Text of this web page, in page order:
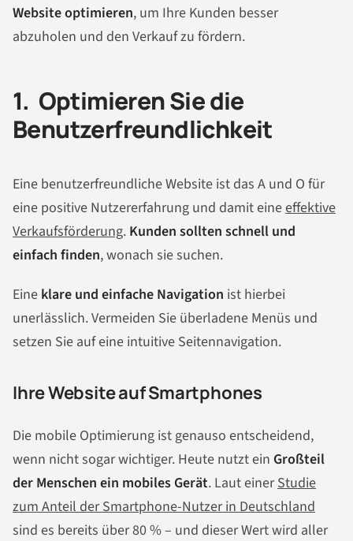
Website optimieren, um Ihre Kunden besser
abzuholen und den Verkauf zu fördern.
1. Optimieren Sie die
Benutzerfreundlichkeit
Eine benutzerfreundliche Website ist das A und O für
eine positive Nutzererfahrung und damit eineeffektive
Verkaufsförderung. Kunden sollten schnell und
einfach finden, wonach sie suchen.
Eine klare und einfache Navigation ist hierbei
unerlässlich. Vermeiden Sie überladene Menüs und
setzen Sie auf eine intuitive Seitennavigation.
Ihre Website auf Smartphones
Die mobile Optimierung ist genauso entscheidend,
wenn nicht sogar wichtiger. Heute nutzt ein Großteil
der Menschen ein mobiles Gerät. Laut einerStudie
zum Anteil der Smartphone-Nutzer in Deutschland
sind es bereits über 80 % – und dieser Wert wird aller